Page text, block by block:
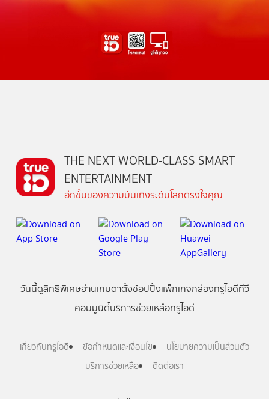
THE NEXT WORLD-CLASS SMART
ENTERTAINMENT
อีกขั้นของความบันเทิงระดับโลกตรงใจคุณ
วันนี้ดูสิทธิพิเศษอ่านเกมตาตั้งช้อปปิ้งแพ็กเกจกล่องทรูไอดีทีวี
คอมมูนิตี้บริการช่วยเหลือทรูไอดี
เกี่ยวกับทรูไอดี ข้อกำหนดและเงื่อนไข
นโยบายความเป็นส่วนตัว
บริการช่วยเหลือ
ติดต่อเรา